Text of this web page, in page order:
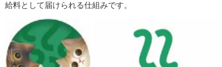
給料として届けられる仕組みです。